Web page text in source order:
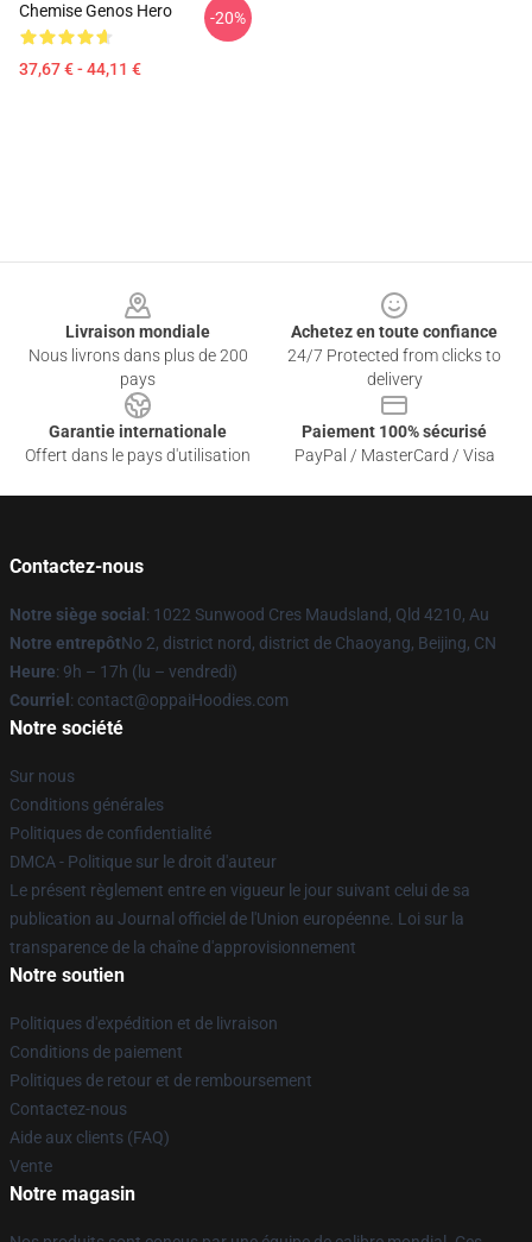
Chemise Genos Hero
37,67 € - 44,11 €
-20%
Livraison mondiale
Nous livrons dans plus de 200
pays
Achetez en toute confiance
24/7 Protected from clicks to
delivery
Garantie internationale
Offert dans le pays d'utilisation
Paiement 100% sécurisé
PayPal / MasterCard / Visa
Contactez-nous
Notre siège social : 1022 Sunwood Cres Maudsland, Qld 4210, Au
Notre entrepôtNo 2, district nord, district de Chaoyang, Beijing, CN
Heure: 9h – 17h (lu – vendredi)
Courriel : contact@oppaiHoodies.com
Notre société
Sur nous
Conditions générales
Politiques de confidentialité
DMCA - Politique sur le droit d'auteur
Le présent règlement entre en vigueur le jour suivant celui de sa
publication au Journal officiel de l'Union européenne. Loi sur la
transparence de la chaîne d'approvisionnement
Notre soutien
Politiques d'expédition et de livraison
Conditions de paiement
Politiques de retour et de remboursement
Contactez-nous
Aide aux clients (FAQ)
Vente
Notre magasin